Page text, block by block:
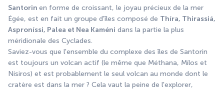
Santorin en forme de croissant, le joyau précieux de la mer
Égée, est en fait un groupe d'îles composé de Thíra, Thirassiá,
Asproníssi, Palea et Nea Kaméni dans la partie la plus
méridionale des Cyclades.
Saviez-vous que l'ensemble du complexe des îles de Santorin
est toujours un volcan actif (le même que Méthana, Mílos et
Nísiros) et est probablement le seul volcan au monde dont le
cratère est dans la mer ? Cela vaut la peine de l'explorer,